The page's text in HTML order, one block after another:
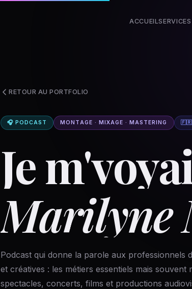
ACCUEILSERVICES
RETOUR AU PORTFOLIO
🎧 PODCAST MONTAGE · MIXAGE · MASTERING 🇫🇷
Je
Marilyne
Podcast qui donne la parole aux professionnels
et créatives : les métiers essentiels mais souvent
spectacles, concerts, films et productions